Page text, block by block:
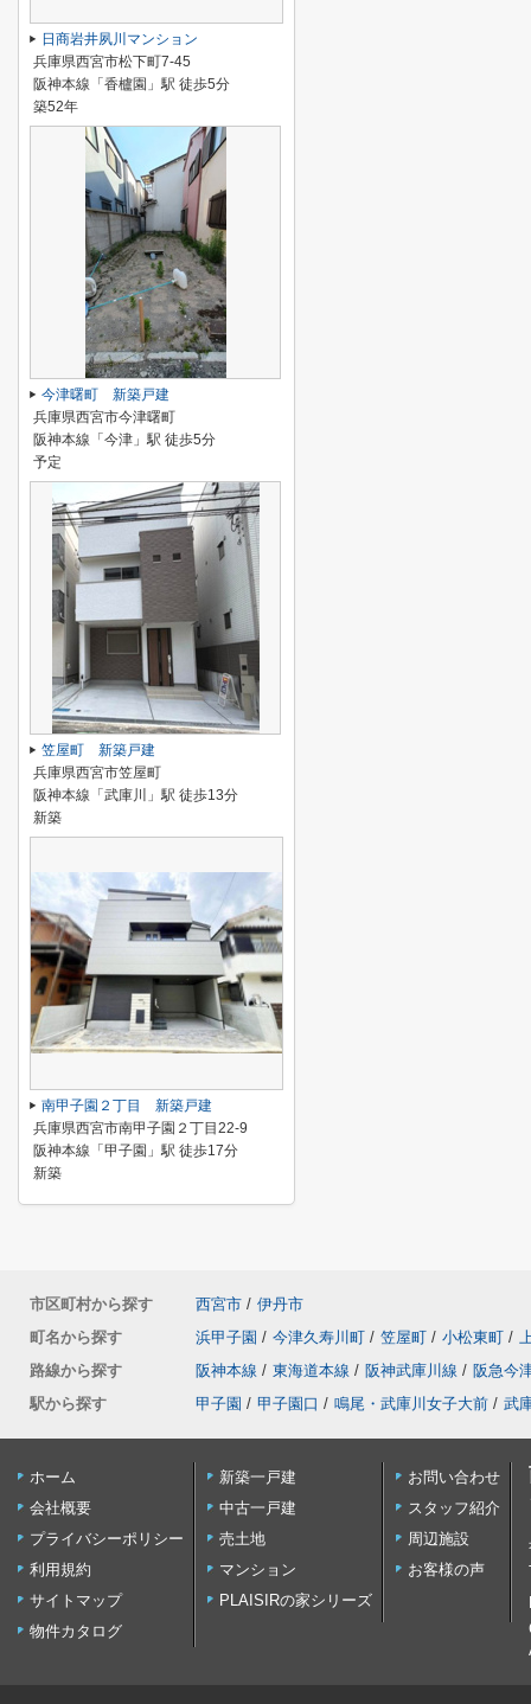
日商岩井夙川マンション
兵庫県西宮市松下町7-45
阪神本線「香櫨園」駅 徒歩5分
築52年
今津曙町 新築戸建
兵庫県西宮市今津曙町
阪神本線「今津」駅 徒歩5分
予定
笠屋町 新築戸建
兵庫県西宮市笠屋町
阪神本線「武庫川」駅 徒歩13分
新築
南甲子園２丁目 新築戸建
兵庫県西宮市南甲子園２丁目22-9
阪神本線「甲子園」駅 徒歩17分
新築
市区町村から探す 西宮市 / 伊丹市
町名から探す
浜甲子園 / 今津久寿川町 / 笠屋町 / 小松東町 /
路線から探す
阪神本線 / 東海道本線 / 阪神武庫川線 / 阪急今
駅から探す
甲子園 / 甲子園口 / 鳴尾・武庫川女子大前 / 武
ホーム
会社概要
プライバシーポリシー
利用規約
サイトマップ
物件カタログ
新築一戸建
中古一戸建
売土地
マンション
PLAISIRの家シリーズ
お問い合わせ
スタッフ紹介
周辺施設
お客様の声